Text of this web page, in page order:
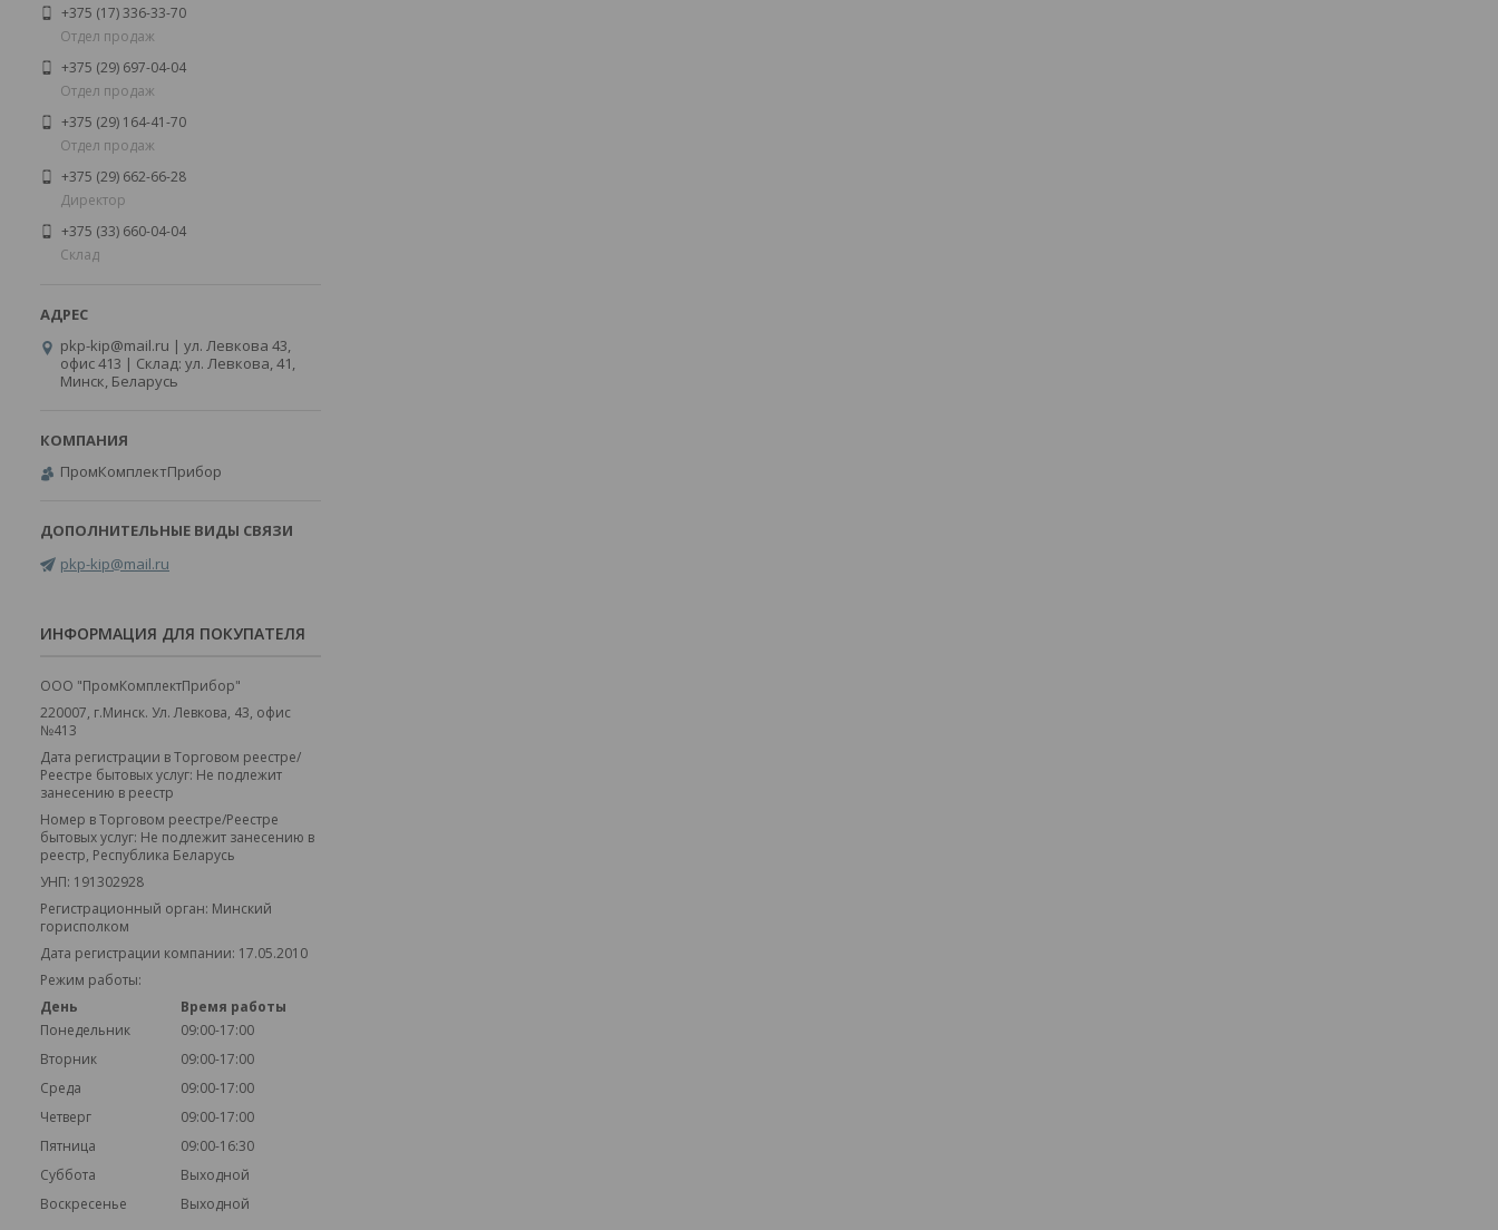
+375 (17) 336-33-70
Отдел продаж
+375 (29) 697-04-04
Отдел продаж
+375 (29) 164-41-70
Отдел продаж
+375 (29) 662-66-28
Директор
+375 (33) 660-04-04
Склад
pkp-kip@mail.ru | ул. Левкова 43,
офис 413 | Склад: ул. Левкова, 41,
Минск, Беларусь
ПромКомплектПрибор
pkp-kip@mail.ru
ИНФОРМАЦИЯ ДЛЯ ПОКУПАТЕЛЯ
ООО "ПромКомплектПрибор"
220007, г.Минск. Ул. Левкова, 43, офис
№413
Дата регистрации в Торговом реестре/
Реестре бытовых услуг: Не подлежит
занесению в реестр
Номер в Торговом реестре/Реестре
бытовых услуг: Не подлежит занесению в
реестр, Республика Беларусь
УНП: 191302928
Регистрационный орган: Минский
горисполком
Дата регистрации компании: 17.05.2010
Режим работы:
День
Время работы
Понедельник
09:00-17:00
Вторник
09:00-17:00
Среда
09:00-17:00
Четверг
09:00-17:00
Пятница
09:00-16:30
Суббота
Выходной
Воскресенье
Выходной